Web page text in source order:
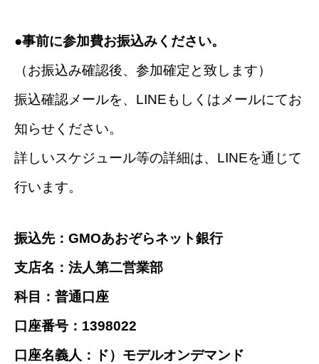
●事前に参加費お振込みください。
（お振込み確認後、参加確定と致します）
振込確認メールを、LINEもしくはメールにてお
知らせください。
詳しいスケジュール等の詳細は、LINEを通じて
行います。
振込先：GMOあおぞらネット銀行
支店名：法人第二営業部
科目：普通口座
口座番号：1398022
口座名義人：ド）モデルオンデマンド